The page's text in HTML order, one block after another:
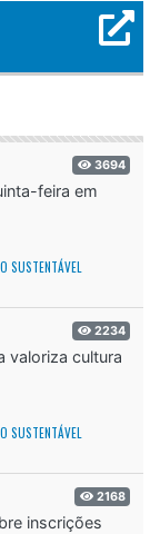
3694
feira em
SUSTENTÁVEL
2234
valoriza cultura
SUSTENTÁVEL
2168
inscrições